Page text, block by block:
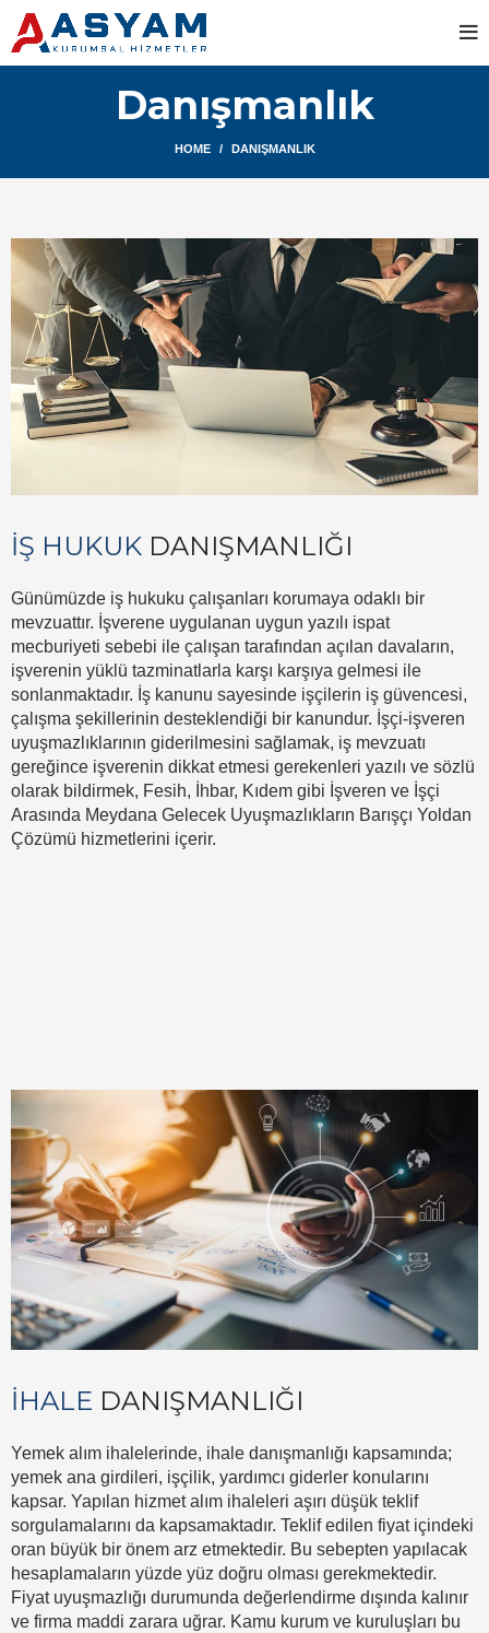
Danışmanlık
HOME DANIŞMANLIK
İŞ HUKUK DANIŞMANLIĞI
Günümüzde iş hukuku çalışanları korumaya odaklı bir
mevzuattır. İşverene uygulanan uygun yazılı ispat
mecburiyeti sebebi ile çalışan tarafından açılan davaların,
işverenin yüklü tazminatlarla karşı karşıya gelmesi ile
sonlanmaktadır. İş kanunu sayesinde işçilerin iş güvencesi,
çalışma şekillerinin desteklendiği bir kanundur. İşçi-işveren
uyuşmazlıklarının giderilmesini sağlamak, iş mevzuatı
gereğince işverenin dikkat etmesi gerekenleri yazılı ve sözlü
olarak bildirmek, Fesih, İhbar, Kıdem gibi İşveren ve İşçi
Arasında Meydana Gelecek Uyuşmazlıkların Barışçı Yoldan
Çözümü hizmetlerini içerir.
İHALE DANIŞMANLIĞI
Yemek alım ihalelerinde, ihale danışmanlığı kapsamında;
yemek ana girdileri, işçilik, yardımcı giderler konularını
kapsar. Yapılan hizmet alım ihaleleri aşırı düşük teklif
sorgulamalarını da kapsamaktadır. Teklif edilen fiyat içindeki
oran büyük bir önem arz etmektedir. Bu sebepten yapılacak
hesaplamaların yüzde yüz doğru olması gerekmektedir.
Fiyat uyuşmazlığı durumunda değerlendirme dışında kalınır
ve firma maddi zarara uğrar. Kamu kurum ve kuruluşları bu